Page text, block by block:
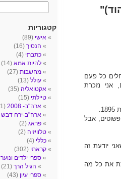
כל פעם
נזכרת
אבל
יודעת זה
את כל מה
קטגוריות
אישי (89)
הנסיך (16)
כתבתי (4)
להיות אמא (14)
מחשבות (27)
עולל (13)
אקטואליה (35)
טיילתי (15)
ארה"ב- 2008
(1)
ארה"ב-ירח דבש
פראג (2)
טלוויזיה (2)
כללי (4)
קראתי (302)
ספרי ילדים ונוער
הגיל הרך (21)
ספרי עיון (43)